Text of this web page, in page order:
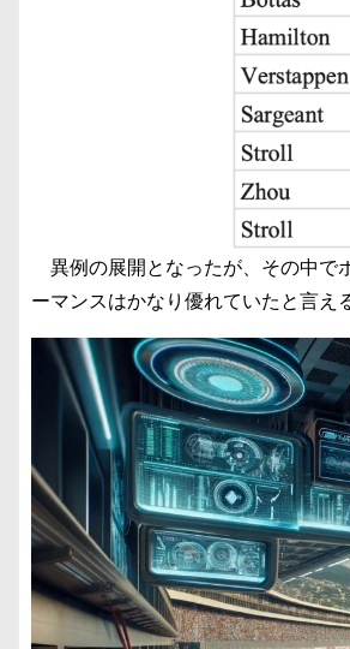
異例の展開となったが、その中で
ーマンスはかなり優れていたと言え